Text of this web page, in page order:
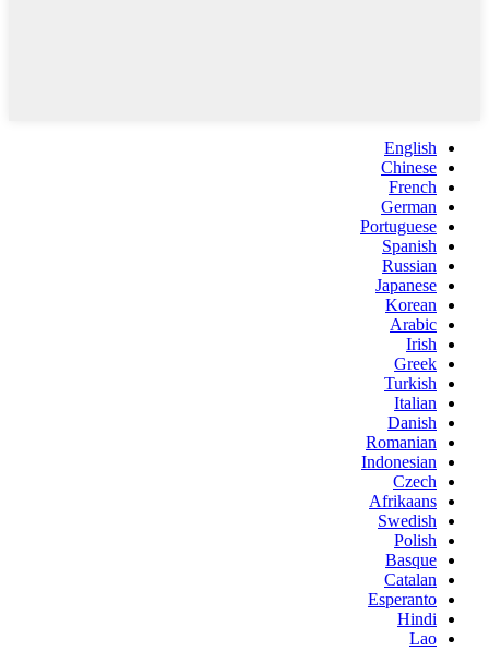
English
Chinese
French
German
Portuguese
Spanish
Russian
Japanese
Korean
Arabic
Irish
Greek
Turkish
Italian
Danish
Romanian
Indonesian
Czech
Afrikaans
Swedish
Polish
Basque
Catalan
Esperanto
Hindi
Lao